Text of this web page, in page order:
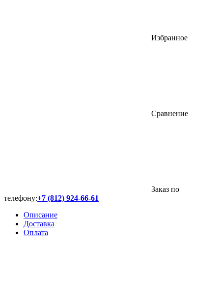
Избранное
Сравнение
Заказ по
телефону:+7 (812) 924-66-61
Описание
Доставка
Оплата